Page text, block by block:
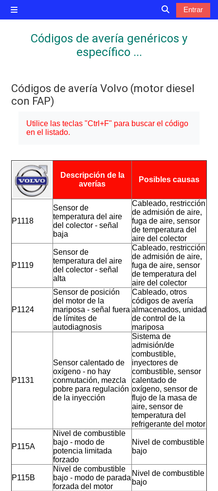
Entrar
Códigos de avería genéricos y
específico ...
Códigos de avería Volvo (motor diesel
con FAP)
Utilice las teclas "Ctrl+F" para buscar el código
en el listado.
Descripción de la
averías
Posibles causas
P1118
Sensor de
temperatura del aire
del colector - señal
baja
Cableado, restricción
de admisión de aire,
fuga de aire, sensor
de temperatura del
aire del colector
P1119
Sensor de
temperatura del aire
del colector - señal
alta
Cableado, restricción
de admisión de aire,
fuga de aire, sensor
de temperatura del
aire del colector
P1124
Sensor de posición
del motor de la
mariposa - señal fuera
de límites de
autodiagnosis
Cableado, otros
códigos de avería
almacenados, unidad
de control de la
mariposa
P1131
Sensor calentado de
oxígeno - no hay
conmutación, mezcla
pobre para regulación
de la inyección
Sistema de
admisión/de
combustible,
inyectores de
combustible, sensor
calentado de
oxígeno, sensor de
flujo de la masa de
aire, sensor de
temperatura del
refrigerante del motor
P115A
Nivel de combustible
bajo - modo de
potencia limitada
forzado
Nivel de combustible
bajo
P115B
Nivel de combustible
bajo - modo de parada
forzada del motor
Nivel de combustible
bajo